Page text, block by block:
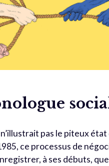
n’illustrait pas le piteux
ce processus de
à ses débuts,